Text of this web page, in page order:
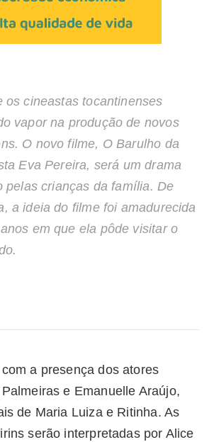
os cineastas tocantinenses
vapor na produção de novos
O novo filme, O Barulho da
Eva Pereira, será um drama
pelas crianças da família. De
a ideia do filme foi amadurecida
em que ela pôde visitar o
a presença dos atores
e Emanuelle Araújo,
de Maria Luiza e Ritinha. As
serão interpretadas por Alice